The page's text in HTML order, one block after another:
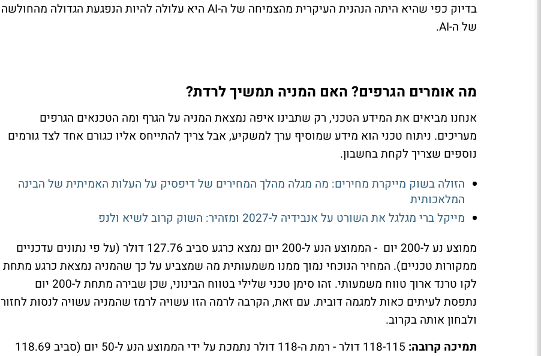
בדיוק כפי שהיא היתה הנהנית העיקרית מהצמיחה של ה-AI היא עלולה להיות הנפגעת הגדולה מהחולשה
של ה-AI.
מה אומרים הגרפים? האם המניה תמשיך לרדת?
אנחנו מביאים את המידע הטכני, רק שתבינו איפה נמצאת המניה על הגרף ומה הטכנאים הגרפים
מעריכים. ניתוח טכני הוא מידע שמוסיף ערך למשקיע, אבל צריך להתייחס אליו כגורם אחד לצד גורמים
נוספים שצריך לקחת בחשבון.
הזולה בשוק מייקרת מחירים: מה מגלה מהלך המחירים של דיפסיק על העלות האמיתית של הבינה
המלאכותית
מייקל ברי מגלגל את השורט על אנבידיה ל-2027 ומזהיר: השוק קרוב לשיא ולנפ
ממוצע נע ל-200 יום - הממוצע הנע ל-200 יום נמצא כרגע סביב 127.76 דולר (על פי נתונים עדכניים
ממקורות טכניים). המחיר הנוכחי נמוך ממנו משמעותית מה שמצביע על כך שהמניה נמצאת כרגע מתחת
לקו טרנד ארוך טווח משמעותי. זהו סימן טכני שלילי בטווח הבינוני, שכן שבירה מתחת ל-200 יום
נתפסת לעיתים כאות למגמה דובית. עם זאת, הקרבה לרמה הזו עשויה לרמז שהמניה עשויה לנסות לחזור
ולבחון אותה בקרוב.
תמיכה קרובה:
118-115 דולר - רמת ה-118 דולר נתמכת על ידי הממוצע הנע ל-50 יום (סביב 118.69